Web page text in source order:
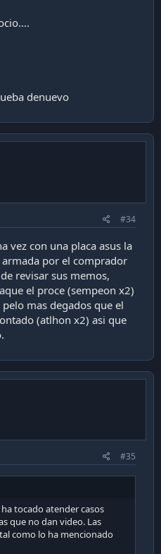
contact va MP conmigo
que no poda vender si
aparece en el foro
por la calidad de las fuentes
que venden en pcfactory); a
discusin nos pareci curioso
pues, de acuerdo a su
de mejor calidad que las
denuevo
#34
vez con una placa asus la
por el comprador
revisar sus memos,
el proce (sempeon x2)
mas degados que el
(atlhon x2) asi que
#35
tocado atender casos
que no dan video. Las
como lo ha mencionado